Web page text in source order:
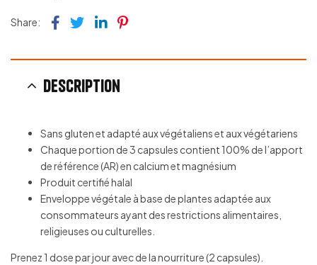
Share: Facebook
TwitterLinkedin
Pinterest
Description
Sans gluten et adapté aux végétaliens et aux végétariens
Chaque portion de 3 capsules contient 100% de l’apport
de référence (AR) en calcium et magnésium
Produit certifié halal
Enveloppe végétale à base de plantes adaptée aux
consommateurs ayant des restrictions alimentaires,
religieuses ou culturelles.
Prenez 1 dose par jour avec de la nourriture (2 capsules).